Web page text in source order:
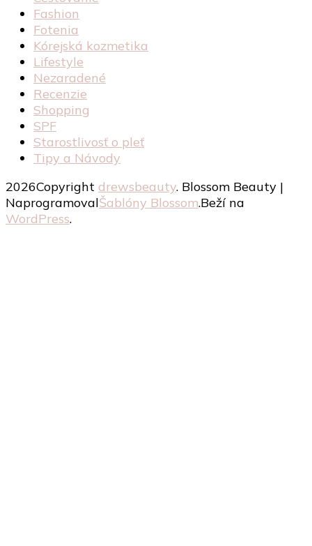
Fashion
Fotenia
Kórejská kozmetika
Lifestyle
Nezaradené
Recenzie
Shopping
SPF
Starostlivosť o pleť
Tipy a Návody
2026Copyright drewsbeauty. Blossom Beauty |
NaprogramovalŠablóny Blossom.Beží na
WordPress.